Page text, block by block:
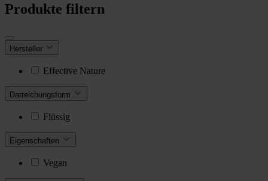
Produkte filtern
Hersteller
Effective Nature
Darreichungsform
Flüssig
Eigenschaften
Vegan